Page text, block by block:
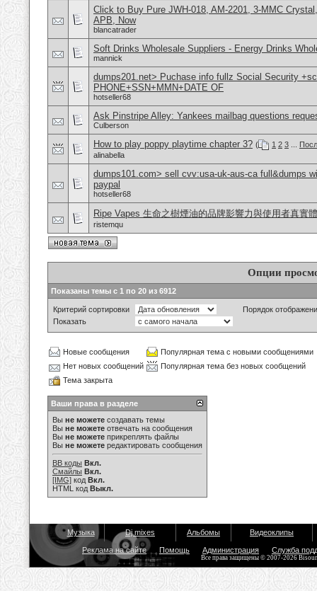
Click to Buy Pure JWH-018, AM-2201, 3-MMC
APB, Now
blancatrader
Soft Drinks Wholesale Suppliers - Energy Drinks
mannick
dumps201.net> Puchase info fullz Social Security
PHONE+SSN+MMN+DATE OF
hotseller68
Ask Pinstripe Alley: Yankees mailbag questions
Culberson
How to play poppy playtime chapter 3? ( 1 2 3
alinabella
dumps101.com> sell cvv:usa-uk-aus-ca full&dumps
paypal
hotseller68
Ripe Vapes 生命之樹煙油的品牌影響力與使用者真實
ristemqu
Опции
Показаны темы с 1 по 20 из 6912
Критерий сортировки
Порядок
Показать
Новые сообщения
Популярная тема с новыми сообщениями
Нет новых сообщений
Популярная тема без новых сообщений
Тема закрыта
Ваши права в разделе
Вы не можете создавать темы
Вы не можете отвечать на сообщения
Вы не можете прикреплять файлы
Вы не можете редактировать сообщения
BB коды Вкл.
Смайлы Вкл.
[IMG] код Вкл.
HTML код Выкл.
Музыка Dj mixes Альбомы Видеоклипы
Реклама на сайте Помощь Администрация Служба
Все права защищены © 2007-2026